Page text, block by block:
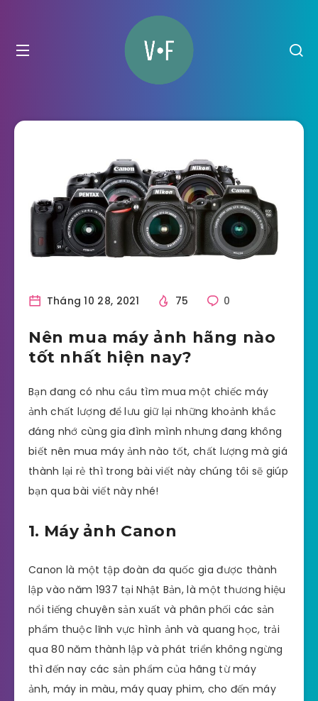
Tháng 10 28, 2021 75 0
Nên mua máy ảnh hãng nào
tốt nhất hiện nay?
Bạn đang có nhu cầu tìm mua một chiếc máy
ảnh chất lượng để lưu giữ lại những khoảnh khắc
đáng nhớ cùng gia đình mình nhưng đang không
biết nên mua máy ảnh nào tốt, chất lượng mà giá
thành lại rẻ thì trong bài viết này chúng tôi sẽ giúp
bạn qua bài viết này nhé!
1. Máy ảnh Canon
Canon là một tập đoàn đa quốc gia được thành
lập vào năm 1937 tại Nhật Bản, là một thương hiệu
nổi tiếng chuyên sản xuất và phân phối các sản
phẩm thuộc lĩnh vực hình ảnh và quang học, trải
qua 80 năm thành lập và phát triển không ngừng
thì đến nay các sản phẩm của hãng từ máy
ảnh, máy in màu, máy quay phim, cho đến máy